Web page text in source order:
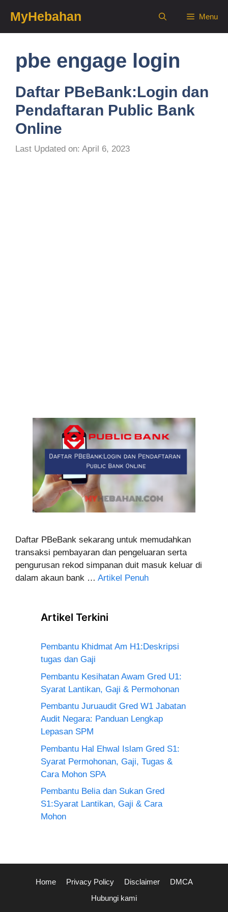
content
MyHebahan Menu
pbe engage login
Daftar PBeBank:Login dan
Pendaftaran Public Bank
Online
Last Updated on: April 6, 2023
Daftar PBeBank sekarang untuk memudahkan
transaksi pembayaran dan pengeluaran serta
pengurusan rekod simpanan duit masuk keluar di
dalam akaun bank … Artikel Penuh
Artikel Terkini
Pembantu Khidmat Am H1:Deskripsi
tugas dan Gaji
Pembantu Kesihatan Awam Gred U1:
Syarat Lantikan, Gaji & Permohonan
Pembantu Juruaudit Gred W1 Jabatan
Audit Negara: Panduan Lengkap
Lepasan SPM
Pembantu Hal Ehwal Islam Gred S1:
Syarat Permohonan, Gaji, Tugas &
Cara Mohon SPA
Pembantu Belia dan Sukan Gred
S1:Syarat Lantikan, Gaji & Cara
Mohon
Home Privacy Policy Disclaimer
DMCA
Hubungi kami